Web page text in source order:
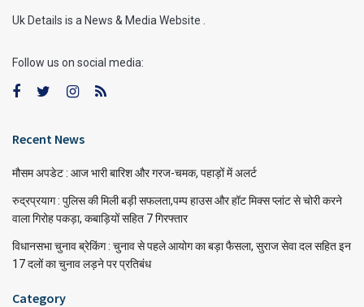
Uk Details is a News & Media Website .
Follow us on social media:
Recent News
मौसम अपडेट : आज भारी बारिश और गरज-चमक, पहाड़ों में अलर्ट
रुद्रप्रयाग : पुलिस की मिली बड़ी सफलता,पम्प हाउस और हॉट मिक्स प्लांट से चोरी करने
वाला गिरोह पकड़ा, कबाड़ियों सहित 7 गिरफ्तार
विधानसभा चुनाव ब्रेकिंग : चुनाव से पहले आयोग का बड़ा फैसला, सुराज सेवा दल सहित इन
17 दलों का चुनाव लड़ने पर प्रतिबंध
Category